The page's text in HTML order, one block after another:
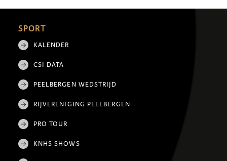
SPORT
KALENDER
CSI DATA
PEELBERGEN WEDSTRIJD
RIJVERENIGING PEELBERGEN
PRO TOUR
KNHS SHOWS